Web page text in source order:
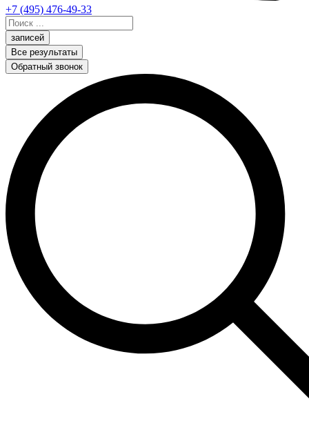
+7 (495) 476-49-33
Search
...записей
Все результаты
Обратный звонок